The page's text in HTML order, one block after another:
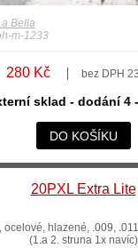
Bella
m-1233
280 Kč bez DPH
sklad - dodání 4
DO KOŠÍKU
20PXL Extra Lite
ocelové, hlazené, .009,
(1.a 2. struna 1x navíc)